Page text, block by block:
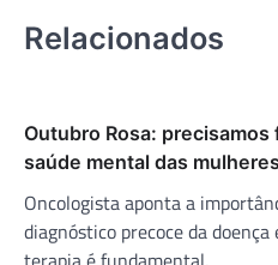
Relacionados
Outubro Rosa: precisamos
saúde mental das
Oncologista aponta a
diagnóstico precoce da